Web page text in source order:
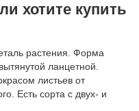
хотите купить
растения. Форма
ланцетной.
листьев от
Есть сорта с двух- и